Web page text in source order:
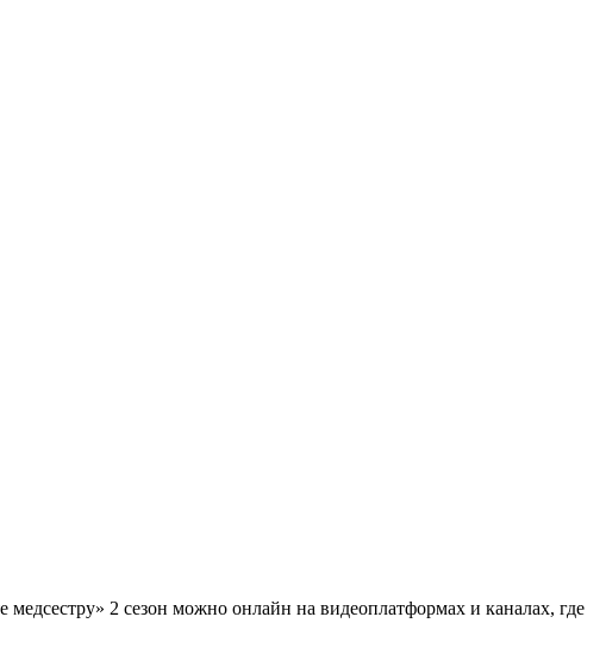
2 сезон можно онлайн на видеоплатформах и каналах, где